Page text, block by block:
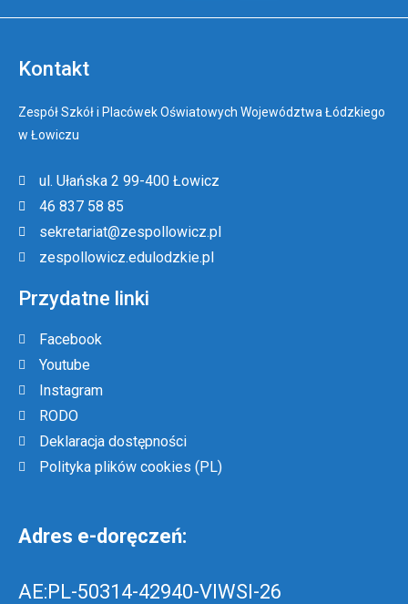
Kontakt
Zespół Szkół i Placówek Oświatowych Województwa Łódzkiego
w Łowiczu
ul. Ułańska 2 99-400 Łowicz
46 837 58 85
sekretariat@zespollowicz.pl
zespollowicz.edulodzkie.pl
Przydatne linki
Facebook
Youtube
Instagram
RODO
Deklaracja dostępności
Polityka plików cookies (PL)
Adres e-doręczeń:
AE:PL-50314-42940-VIWSI-26